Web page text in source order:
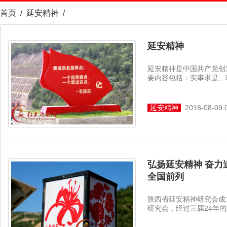
首页 / 延安精神 /
延安精神
延安精神是中国共产党
要内容包括：实事求是
延安精神 2018-08-09
弘扬延安精神 奋
全国前列
陕西省延安精神研究会
研究会，经过三届24年